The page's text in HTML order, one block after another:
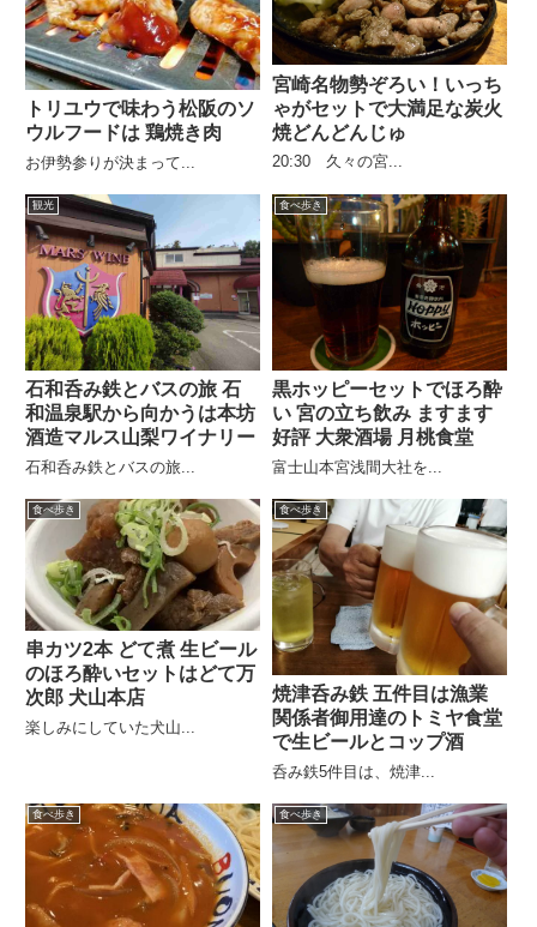
トリユウで味わう松阪のソ
ウルフードは 鶏焼き肉
お伊勢参りが決まって...
宮崎名物勢ぞろい！いっち
ゃがセットで大満足な炭火
焼どんどんじゅ
20:30 久々の宮...
観光
石和呑み鉄とバスの旅 石
和温泉駅から向かうは本坊
酒造マルス山梨ワイナリー
石和呑み鉄とバスの旅...
食べ歩き
黒ホッピーセットでほろ酔
い 宮の立ち飲み ますます
好評 大衆酒場 月桃食堂
富士山本宮浅間大社を...
食べ歩き
串カツ2本 どて煮 生ビール
のほろ酔いセットはどて万
次郎 犬山本店
楽しみにしていた犬山...
食べ歩き
焼津呑み鉄 五件目は漁業
関係者御用達のトミヤ食堂
で生ビールとコップ酒
呑み鉄5件目は、焼津...
食べ歩き 食べ歩き